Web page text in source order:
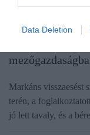
Data Deletion
Markáns visszaesést
terén, a
jó lett tavaly, és a